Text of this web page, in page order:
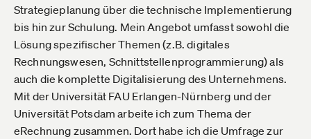
Strategieplanung über die technische Implementierung
bis hin zur Schulung. Mein Angebot umfasst sowohl die
Lösung spezifischer Themen (z.B. digitales
Rechnungswesen, Schnittstellenprogrammierung) als
auch die komplette Digitalisierung des Unternehmens.
Mit der Universität FAU Erlangen-Nürnberg und der
Universität Potsdam arbeite ich zum Thema der
eRechnung zusammen. Dort habe ich die Umfrage zur